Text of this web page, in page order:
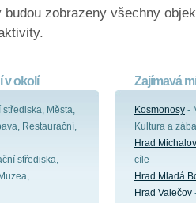
zobrazeny všechny
v okolí
střediska, Města,
Restaurační,
střediska,
Zajímavá
Kosmonosy -
Kultura a
Hrad
cíle
Hrad Mladá
Hrad Valečov